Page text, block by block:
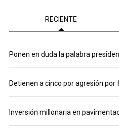
RECIENTE
Ponen en duda la palabra
Detienen a cinco por agresión por
Inversión millonaria en